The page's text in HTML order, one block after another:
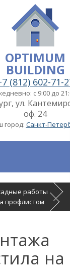
OPTIMUM
BUILDING
(812) 602-71-
с 9:00 до
ул.
оф. 24
город: Санкт-
работы
профлистом
на